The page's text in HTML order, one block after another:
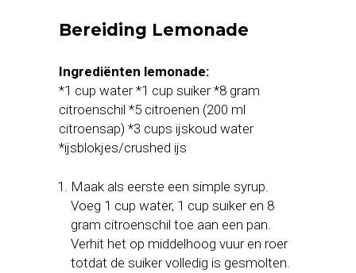
Bereiding Lemonade
Ingrediënten lemonade:
*1 cup water *1 cup suiker *8 gram
citroenschil *5 citroenen (200 ml
citroensap) *3 cups ijskoud water
*ijsblokjes/crushed ijs
Maak als eerste een simple syrup.
Voeg 1 cup water, 1 cup suiker en 8
gram citroenschil toe aan een pan.
Verhit het op middelhoog vuur en roer
totdat de suiker volledig is gesmolten.